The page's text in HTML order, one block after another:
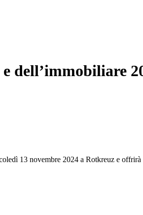
dell’immobiliare
13 novembre 2024 a Rotkreuz e